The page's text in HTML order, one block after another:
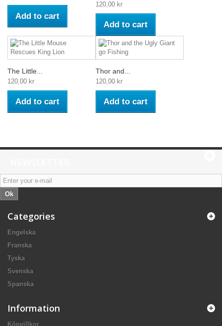
Add to cart
120,00 kr
Add to cart
The Little...
120,00 kr
Add to cart
Thor and...
120,00 kr
Add to cart
Ok
Categories
Engelska
Franska
Tyska
Svenska
Spanska
Information
Köpvillkor